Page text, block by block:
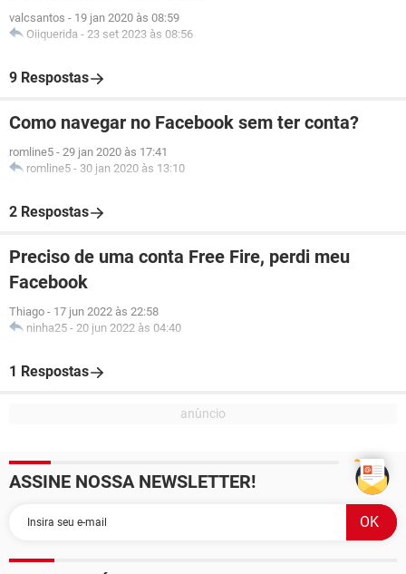
valcsantos - 19 jan 2020 às 08:59
Oiiquerida - 23 set 2023 às 08:56
9 Respostas
Como navegar no Facebook sem ter conta?
romline5 - 29 jan 2020 às 17:41
romline5 - 30 jan 2020 às 13:10
2 Respostas
Preciso de uma conta Free Fire, perdi meu
Facebook
Thiago - 17 jun 2022 às 22:58
ninha25 - 20 jun 2022 às 04:40
1 Respostas
ASSINE NOSSA NEWSLETTER!